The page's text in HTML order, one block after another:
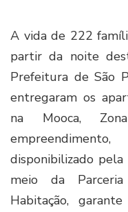
A vida de 222
partir da noite
Prefeitura de São
entregaram os
na Mooca,
disponibilizado
meio da
Habitação,